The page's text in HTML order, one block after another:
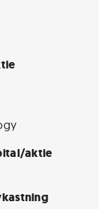
aktie